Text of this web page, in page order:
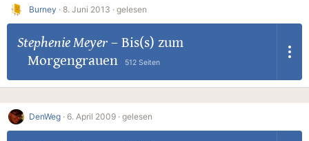
Burney · 8. Juni 2013 · gelesen
Stephenie Meyer– Bis(s) zum
Morgengrauen
512 Seiten
DenWeg · 6. April 2009 · gelesen